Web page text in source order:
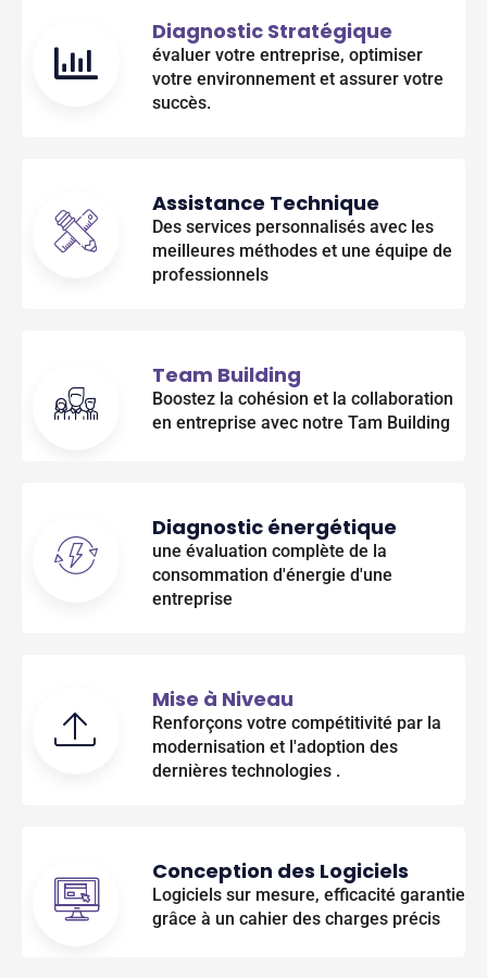
Diagnostic Stratégique
évaluer votre entreprise, optimiser
votre environnement et assurer votre
succès.
Assistance Technique
Des services personnalisés avec les
meilleures méthodes et une équipe de
professionnels
Team Building
Boostez la cohésion et la collaboration
en entreprise avec notre Tam Building
Diagnostic énergétique
une évaluation complète de la
consommation d'énergie d'une
entreprise
Mise à Niveau
Renforçons votre compétitivité par la
modernisation et l'adoption des
dernières technologies .
Conception des Logiciels
Logiciels sur mesure, efficacité garantie
grâce à un cahier des charges précis